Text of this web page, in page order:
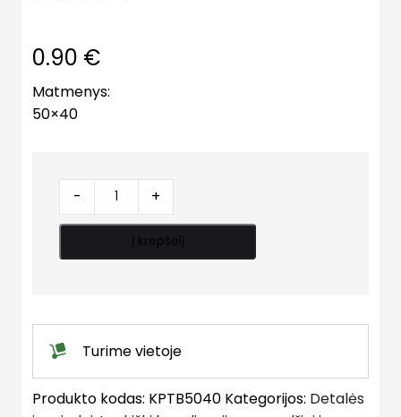
0.90 €
Matmenys:
50×40
Perėjimas
trumpas
quantity
- +
Į krepšelį
Turime vietoje
Produkto kodas: KPTB5040 Kategorijos: Detalės